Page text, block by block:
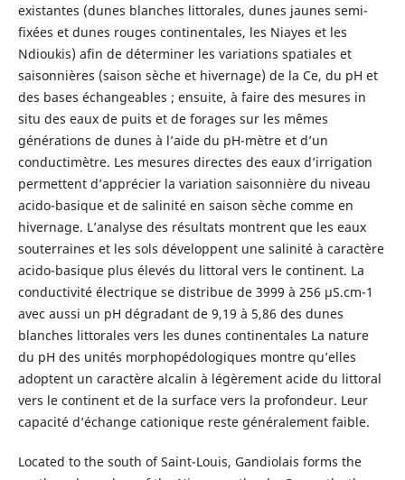
existantes (dunes blanches littorales, dunes jaunes semi-
fixées et dunes rouges continentales, les Niayes et les
Ndioukis) afin de déterminer les variations spatiales et
saisonnières (saison sèche et hivernage) de la Ce, du pH et
des bases échangeables ; ensuite, à faire des mesures in
situ des eaux de puits et de forages sur les mêmes
générations de dunes à l’aide du pH-mètre et d’un
conductimètre. Les mesures directes des eaux d’irrigation
permettent d’apprécier la variation saisonnière du niveau
acido-basique et de salinité en saison sèche comme en
hivernage. L’analyse des résultats montrent que les eaux
souterraines et les sols développent une salinité à caractère
acido-basique plus élevés du littoral vers le continent. La
conductivité électrique se distribue de 3999 à 256 µS.cm-1
avec aussi un pH dégradant de 9,19 à 5,86 des dunes
blanches littorales vers les dunes continentales La nature
du pH des unités morphopédologiques montre qu’elles
adoptent un caractère alcalin à légèrement acide du littoral
vers le continent et de la surface vers la profondeur. Leur
capacité d’échange cationique reste généralement faible.
Located to the south of Saint-Louis, Gandiolais forms the